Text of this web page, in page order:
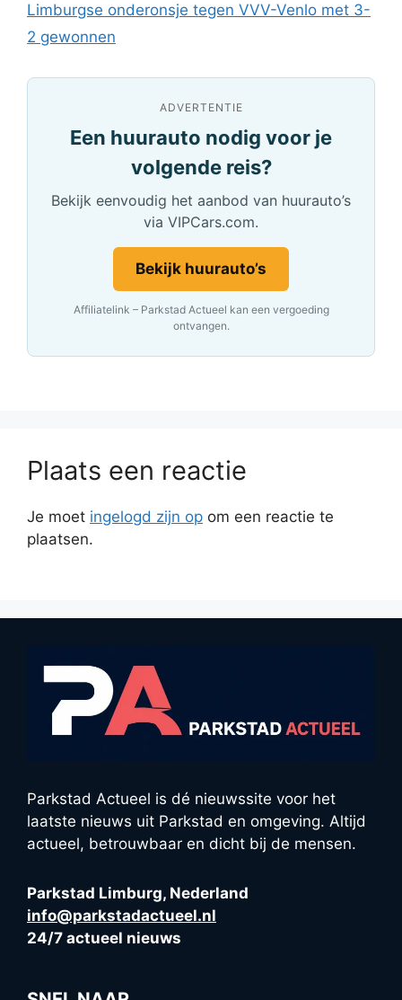
Limburgse onderonsje tegen VVV-Venlo met 3-
2 gewonnen
ADVERTENTIE
Een huurauto nodig voor je
volgende reis?
Bekijk eenvoudig het aanbod van huurauto’s
via VIPCars.com.
Bekijk huurauto’s
Affiliatelink – Parkstad Actueel kan een vergoeding
ontvangen.
Plaats een reactie
Je moet ingelogd zijn op om een reactie te
plaatsen.
Parkstad Actueel is dé nieuwssite voor het
laatste nieuws uit Parkstad en omgeving. Altijd
actueel, betrouwbaar en dicht bij de mensen.
Parkstad Limburg, Nederland
info@parkstadactueel.nl
24/7 actueel nieuws